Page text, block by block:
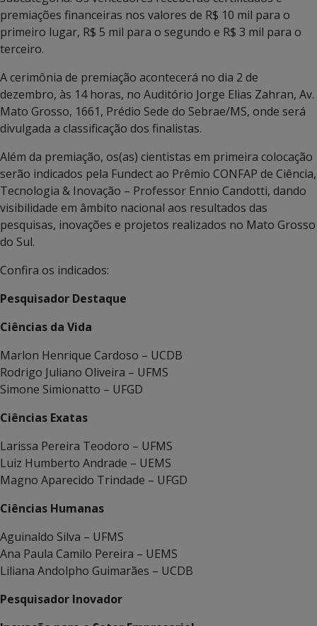
premiações financeiras nos valores de R$ 10 mil para o
primeiro lugar, R$ 5 mil para o segundo e R$ 3 mil para o
terceiro.
A cerimônia de premiação acontecerá no dia 2 de
dezembro, às 14 horas, no Auditório Jorge Elias Zahran, Av.
Mato Grosso, 1661, Prédio Sede do Sebrae/MS, onde será
divulgada a classificação dos finalistas.
Além da premiação, os(as) cientistas em primeira colocação
serão indicados pela Fundect ao Prêmio CONFAP de Ciência,
Tecnologia & Inovação – Professor Ennio Candotti, dando
visibilidade em âmbito nacional aos resultados das
pesquisas, inovações e projetos realizados no Mato Grosso
do Sul.
Confira os indicados:
Pesquisador Destaque
Ciências da Vida
Marlon Henrique Cardoso – UCDB
Rodrigo Juliano Oliveira – UFMS
Simone Simionatto – UFGD
Ciências Exatas
Larissa Pereira Teodoro – UFMS
Luiz Humberto Andrade – UEMS
Magno Aparecido Trindade – UFGD
Ciências Humanas
Aguinaldo Silva – UFMS
Ana Paula Camilo Pereira – UEMS
Liliana Andolpho Guimarães – UCDB
Pesquisador Inovador